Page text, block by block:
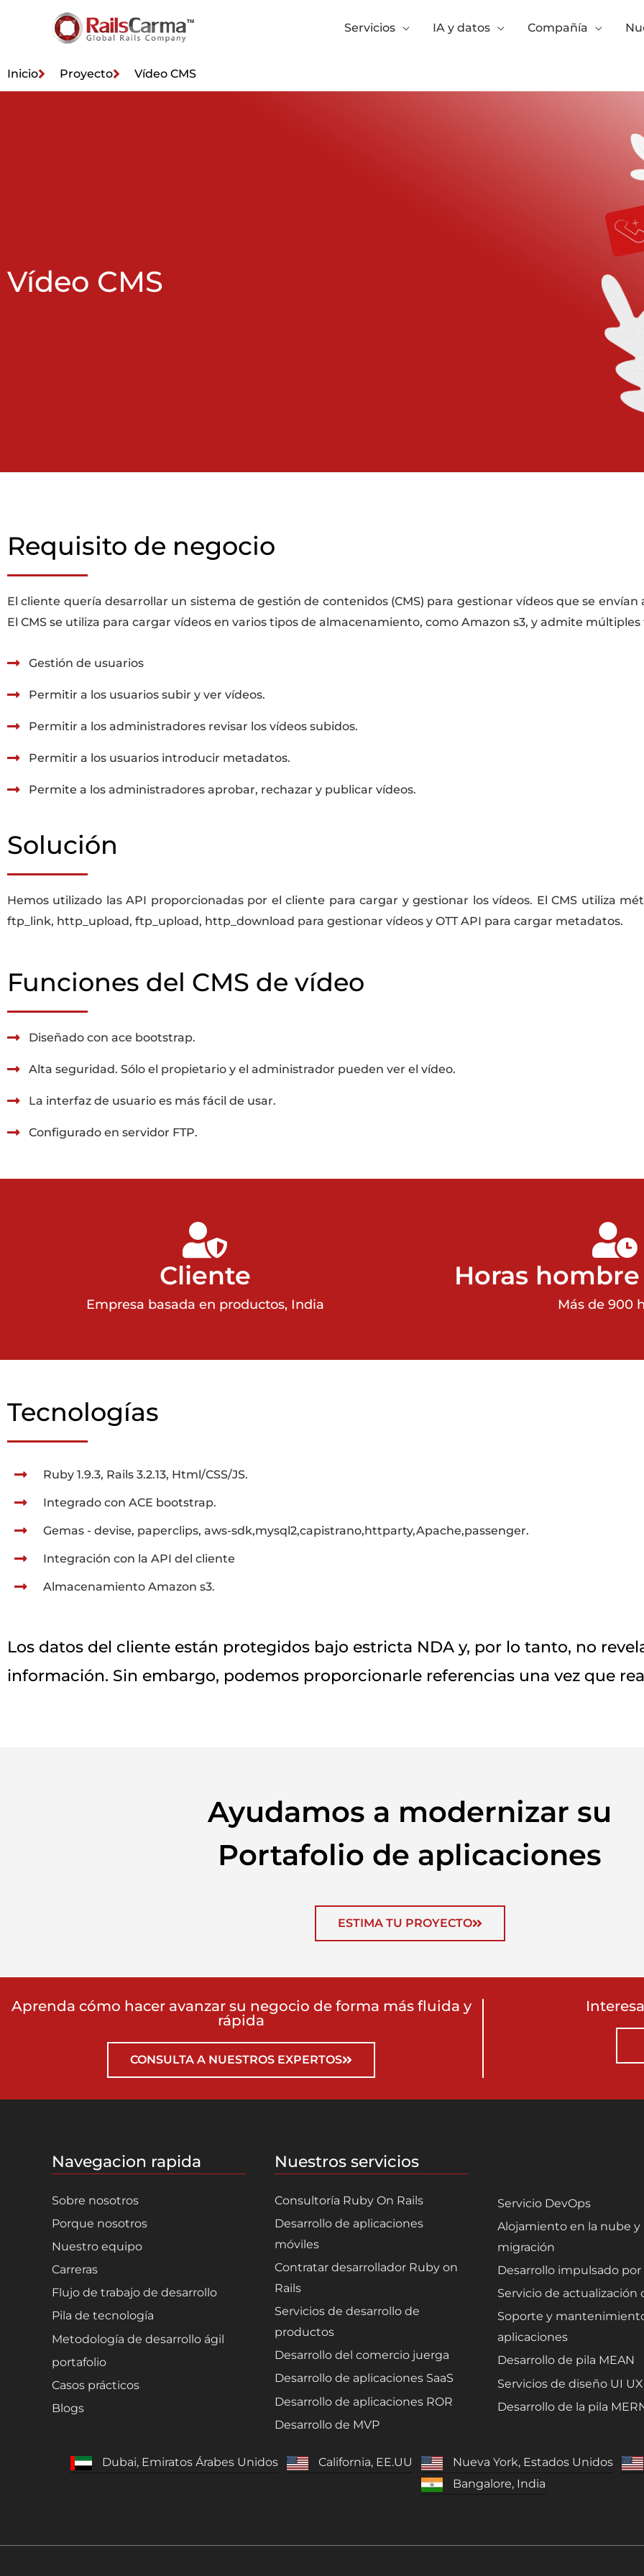
Servicios IA y datos Compañía
Inicio Proyecto Vídeo CMS
Vídeo CMS
Requisito de negocio
El cliente quería desarrollar un sistema de gestión de contenidos (CMS) para gestionar vídeos que se
El CMS se utiliza para cargar vídeos en varios tipos de almacenamiento, como Amazon s3, y admite
Gestión de usuarios
Permitir a los usuarios subir y ver vídeos.
Permitir a los administradores revisar los vídeos subidos.
Permitir a los usuarios introducir metadatos.
Permite a los administradores aprobar, rechazar y publicar vídeos.
Solución
Hemos utilizado las API proporcionadas por el cliente para cargar y gestionar los vídeos. El CMS utiliza
ftp_link, http_upload, ftp_upload, http_download para gestionar vídeos y OTT API para cargar metadatos.
Funciones del CMS de vídeo
Diseñado con ace bootstrap.
Alta seguridad. Sólo el propietario y el administrador pueden ver el vídeo.
La interfaz de usuario es más fácil de usar.
Configurado en servidor FTP.
Cliente
Empresa basada en productos, India
Horas
Más de 900
Tecnologías
Ruby 1.9.3, Rails 3.2.13, Html/CSS/JS.
Integrado con ACE bootstrap.
Gemas - devise, paperclips, aws-sdk,mysql2,capistrano,httparty,Apache,passenger.
Integración con la API del cliente
Almacenamiento Amazon s3.
Los datos del cliente están protegidos bajo estricta NDA y, por lo tanto, no
información. Sin embargo, podemos proporcionarle referencias una vez que
Ayudamos a modernizar su
Portafolio de aplicaciones
ESTIMA TU PROYECTO
Aprenda cómo hacer avanzar su negocio de forma más fluida y
rápida
CONSULTA A NUESTROS EXPERTOS
Navegacion rapida
Sobre nosotros
Porque nosotros
Nuestro equipo
Carreras
Flujo de trabajo de desarrollo
Pila de tecnología
Metodología de desarrollo ágil
portafolio
Casos prácticos
Blogs
Nuestros servicios
Consultoría Ruby On Rails
Desarrollo de aplicaciones
móviles
Contratar desarrollador Ruby on
Rails
Servicios de desarrollo de
productos
Desarrollo del comercio juerga
Desarrollo de aplicaciones SaaS
Desarrollo de aplicaciones ROR
Desarrollo de MVP
Servicio DevOps
Alojamiento en la nube y
migración
Desarrollo impulsado por
Servicio de actualización
Soporte y
aplicaciones
Desarrollo de pila MEAN
Servicios de diseño UI UX
Desarrollo de la pila
Dubai, Emiratos Árabes Unidos California, EE.UU
Nueva York, Estados Unidos
Bangalore, India